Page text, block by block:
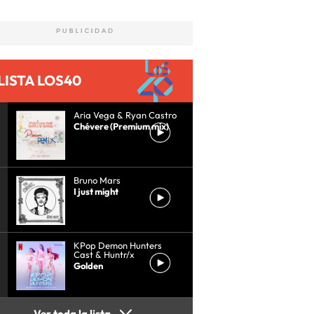
LOS40
Aria Vega & Ryan Castro
Chévere (Premium mix)
Bruno Mars
I just might
KPop Demon Hunters
Cast & Huntr/x
Golden